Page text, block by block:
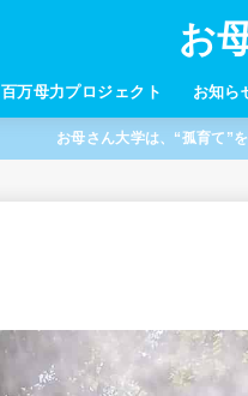
お
百万母力プロジェクト お知ら
お母さん大学は、“孤育て”